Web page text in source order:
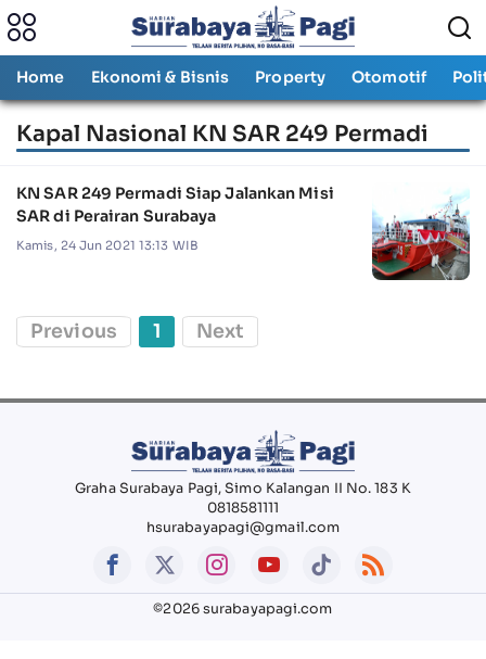
Home Ekonomi & Bisnis Property Otomotif
Kapal Nasional KN SAR 249 Permadi
KN SAR 249 Permadi Siap Jalankan Misi
SAR di Perairan Surabaya
Kamis, 24 Jun 2021 13:13 WIB
Previous 1 Next
Graha Surabaya Pagi, Simo Kalangan II No. 183 K
0818581111
hsurabayapagi@gmail.com
©2026 surabayapagi.com